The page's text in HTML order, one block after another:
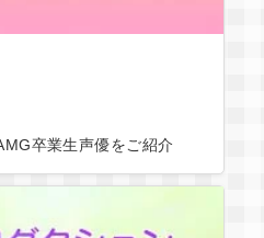
卒業生声優をご紹介